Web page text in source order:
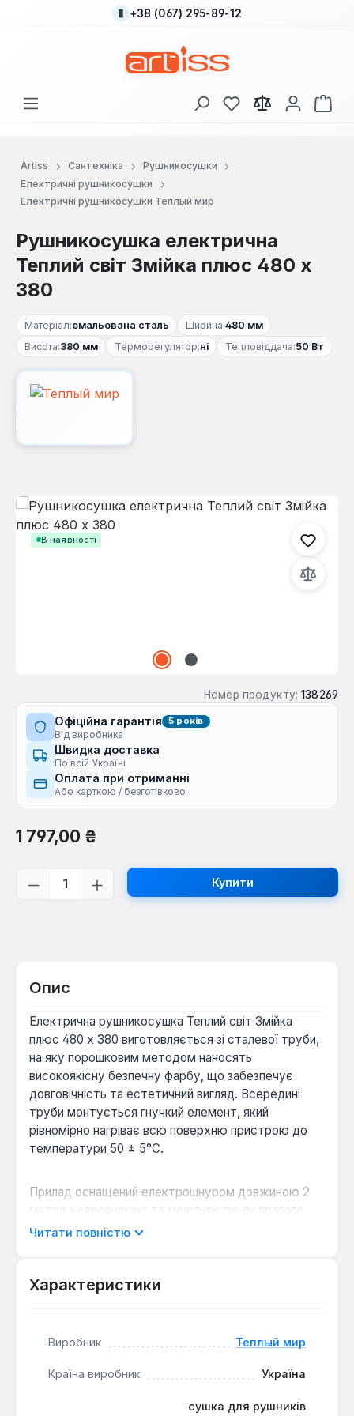
Перейти до основного вмісту
+38 (067) 295-89-12
У вас є 0 у списку
Artiss Сантехніка
Рушникосушки
Електричні рушникосушки
Електричні рушникосушки Теплый мир
Рушникосушка електрична
Теплий світ Змійка плюс 480 х
380
Матеріал:емальована сталь Ширина:480 мм
Висота:380 мм Терморегулятор:ні Тепловіддача:50 Вт
В наявності
Пропустити галерею зображень
Номер продукту: 138269
Офіційна гарантія 5 років
Від виробника
Швидка доставка
По всій Україні
Оплата при отриманні
Або карткою / безготівково
Звичайна ціна:
1 797,00 ₴
Кількість товару: Введіть потрібну
Купити
Опис
Електрична рушникосушка Теплий світ Змійка
плюс 480 х 380 виготовляється зі сталевої труби,
на яку порошковим методом наносять
високоякісну безпечну фарбу, що забезпечує
довговічність та естетичний вигляд. Всередині
труби монтується гнучкий елемент, який
рівномірно нагріває всю поверхню пристрою до
температури 50 ± 5°С.
Прилад оснащений електрошнуром довжиною 2
метри з євровилкою та можливістю як правого,
так і лівого підключення, що забезпечує гнучкість
потребує підключення до системи гарячого
рушникосушки не вимагає залучення
сантехніків або перекриття води, що значно
Читати повністю
Характеристики
Виробник Теплый мир
Країна виробник Україна
сушка для рушників